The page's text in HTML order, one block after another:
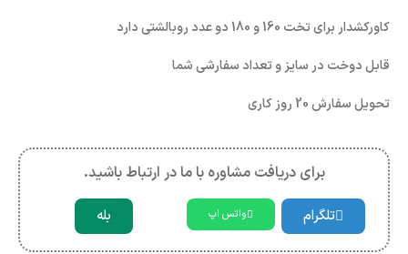
کاورکشدار برای تخت 160 و 180 دو عدد روبالشتی دارد
قابل دوخت در سایز و تعداد سفارشی شما
تحویل سفارش 20 روز کاری
برای دریافت مشاوره با ما در ارتباط باشید.
تلگرام واتس اپ بله